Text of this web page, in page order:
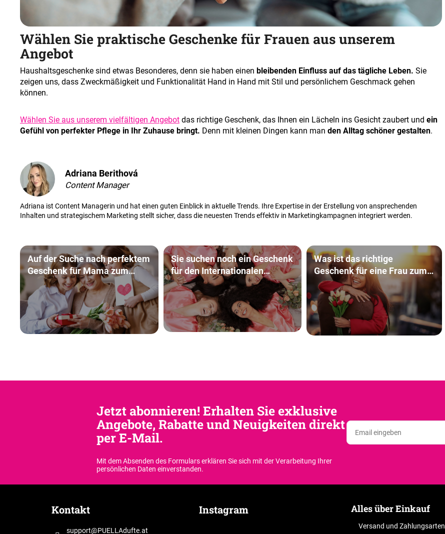
Wählen Sie praktische Geschenke für Frauen aus unserem
Angebot
Haushaltsgeschenke sind etwas Besonderes, denn sie haben einen bleibenden Einfluss auf das tägliche Leben. Sie
zeigen uns, dass Zweckmäßigkeit und Funktionalität Hand in Hand mit Stil und persönlichem Geschmack gehen
können.
Wählen Sie aus unserem vielfältigen Angebot das richtige Geschenk, das Ihnen ein Lächeln ins Gesicht zaubert und ein
Gefühl von perfekter Pflege in Ihr Zuhause bringt. Denn mit kleinen Dingen kann man den Alltag schöner gestalten.
Adriana Berithová
Content Manager
Adriana ist Content Managerin und hat einen guten Einblick in aktuelle Trends. Ihre Expertise in der Erstellung von ansprechenden
Inhalten und strategischem Marketing stellt sicher, dass die neuesten Trends effektiv in Marketingkampagnen integriert werden.
Auf der Suche nach perfektem
Geschenk für Mama zum
Muttertag? Das macht sie
sicher glücklich!
Sie suchen noch ein Geschenk
für den Internationalen
Frauentag ? Diese 7 Tipps
werden Sie inspirieren
Was ist das richtige
Geschenk für eine Frau zum
Valentinstag?
Jetzt abonnieren! Erhalten Sie exklusive
Angebote, Rabatte und Neuigkeiten direkt
per E-Mail.
Mit dem Absenden des Formulars erklären Sie sich mit der Verarbeitung Ihrer
persönlichen Daten einverstanden.
Kontakt
support@PUELLAdufte.at
Instagram Alles über Einkauf
Versand und Zahlungsarten